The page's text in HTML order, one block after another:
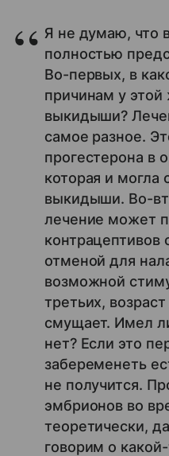
Я не думаю, что
полностью
Во-первых, в
причинам у
выкидыши?
самое разное.
прогестерона в
которая и могла
выкидыши. Во-
лечение может
отменой для
возможной
третьих,
смущает. Имел
нет? Если это
забеременеть
не получится.
эмбрионов во
теоретически,
говорим о